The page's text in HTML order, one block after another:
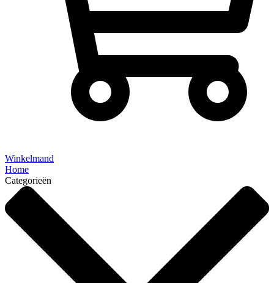
Winkelmand
Home
Categorieën